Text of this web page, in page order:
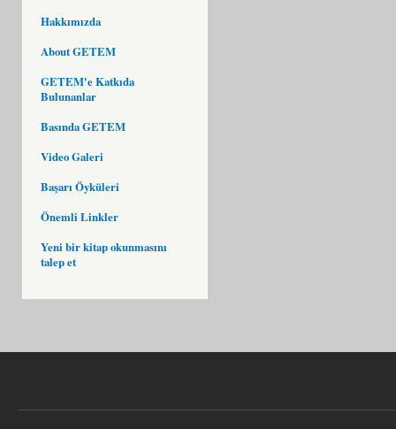
Hakkımızda
About GETEM
GETEM'e Katkıda
Bulunanlar
Basında GETEM
Video Galeri
Başarı Öyküleri
Önemli Linkler
Yeni bir kitap okunmasını
talep et